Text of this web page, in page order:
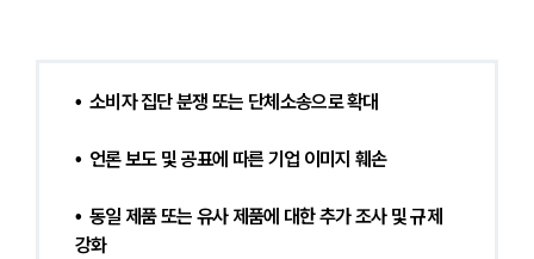
•  소비자 집단 분쟁 또는 단체소송으로 확대
•  언론 보도 및 공표에 따른 기업 이미지 훼손
•  동일 제품 또는 유사 제품에 대한 추가 조사 및 규제
강화